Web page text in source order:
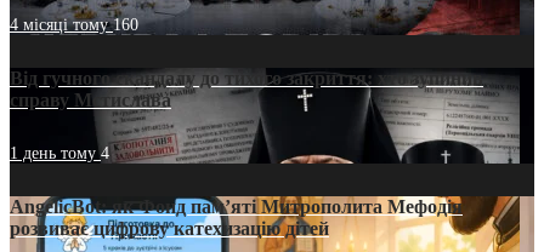
4 місяці тому160
Від гучного скандалу до тихого закриття: хто зупинив
справу Мстислава
1 день тому4
AngelicBot: як Фонд пам’яті Митрополита Мефодія
розвиває цифрову катехизацію дітей